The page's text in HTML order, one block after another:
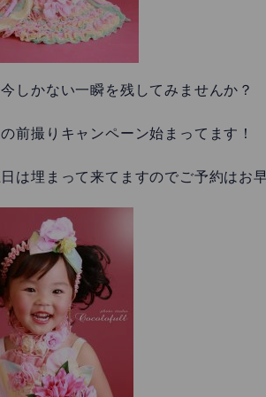
しかない一瞬を残してみませんか？
前撮りキャンペーン始まってます！
は埋まって来てますのでご予約はお